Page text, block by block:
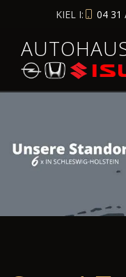
KIEL I: 04 31